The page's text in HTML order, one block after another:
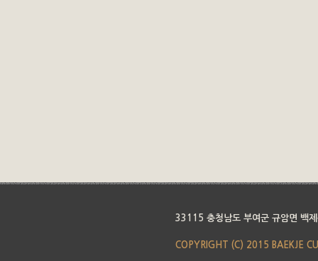
33115 충청남도 부여군 규암면 백
COPYRIGHT (C) 2015 BAEKJE